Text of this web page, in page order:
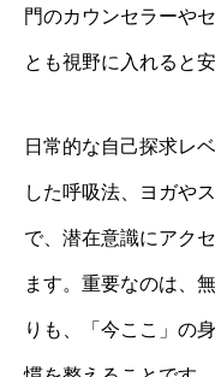
門のカウンセラーや
とも視野に入れると安
日常的な自己探求レ
した呼吸法、ヨガや
で、潜在意識にアク
ます。重要なのは、
りも、「今ここ」の